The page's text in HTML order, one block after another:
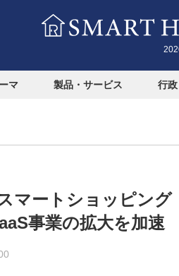
マ 製品・サービス 行
マートショッピング
事業の拡大を加速